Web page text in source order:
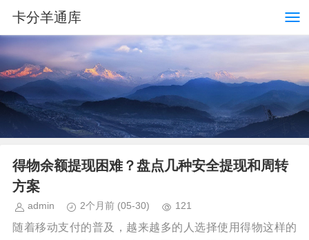
卡分羊通库
得物余额提现困难？盘点几种安全提现和周转
方案
admin 2个月前 (05-30) 121
随着移动支付的普及，越来越多的人选择使用得物这样的